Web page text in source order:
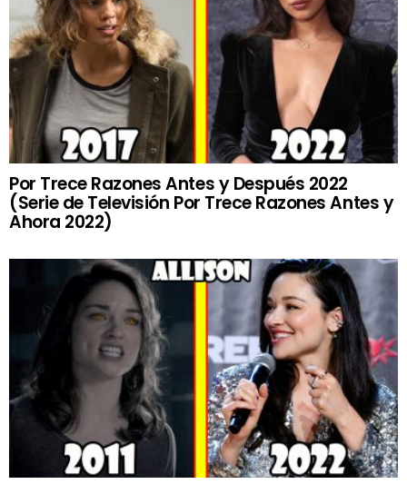
Por Trece Razones Antes y Después 2022
(Serie de Televisión Por Trece Razones Antes y
Ahora 2022)